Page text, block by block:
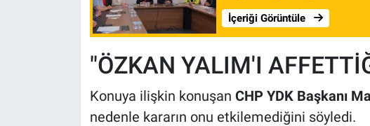
İçeriği Görüntüle
"ÖZKAN YALIM'I
Konuya ilişkin konuşan CHP YDK Başkanı
nedenle kararın onu etkilemediğini söyledi.